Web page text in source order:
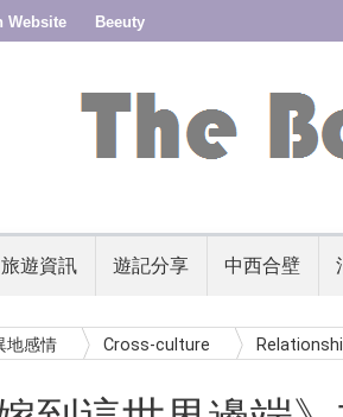
Website Beeuty
旅遊資訊 遊記分享 中西合壁
地感情 Cross-culture